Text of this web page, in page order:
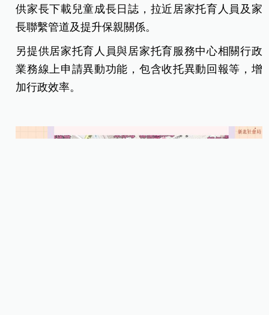
供家長下載兒童成長日誌，拉近居家托育人員及家
長聯繫管道及提升保親關係。
另提供居家托育人員與居家托育服務中心相關行政
業務線上申請異動功能，包含收托異動回報等，增
加行政效率。